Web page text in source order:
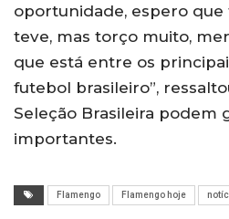
oportunidade, espero que
teve, mas torço muito,
que está entre os
futebol brasileiro”,
Seleção Brasileira podem
importantes.
Flamengo Flamengo hoje